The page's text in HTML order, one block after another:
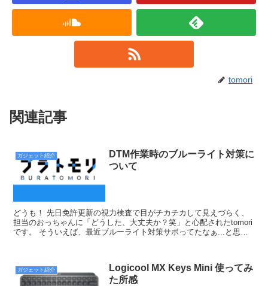
tomori
関連記事
ガジェット紹介
DTM作業時のブルーライト対策に
ついて
どうも！ 先日免許更新の視力検査で目がチカチカして見えづらく、
担当のおっちゃんに「どうした、大丈夫か？笑」と心配されたtomori
です。 そういえば、最近ブルーライト対策サボってたなぁ...と思い
ガジェット紹介
Logicool MX Keys Mini 使ってみ
た所感